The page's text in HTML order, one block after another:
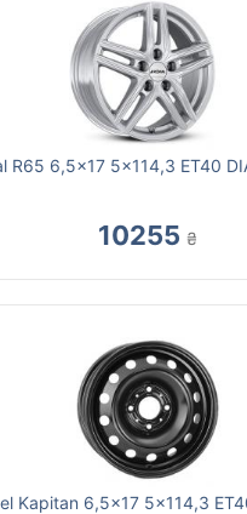
R65 6,5x17 5x114,3 ET40
10255 ₴
Kapitan 6,5x17 5x114,3